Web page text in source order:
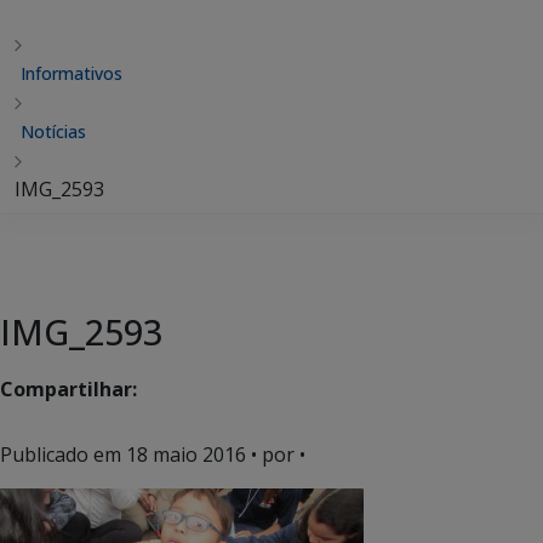
Informativos
Notícias
IMG_2593
IMG_2593
Compartilhar:
Publicado em 18 maio 2016 • por •